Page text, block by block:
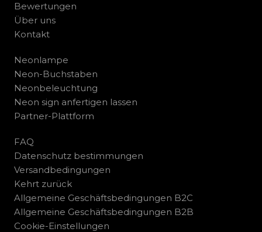
Bewertungen
Über uns
Kontakt
Neonlampe
Neon-Buchstaben
Neonbeleuchtung
Neon sign anfertigen lassen
Partner-Plattform
FAQ
Datenschutz bestimmungen
Versandbedingungen
Kehrt zurück
Allgemeine Geschäftsbedingungen B2C
Allgemeine Geschäftsbedingungen B2B
Cookie-Einstellungen